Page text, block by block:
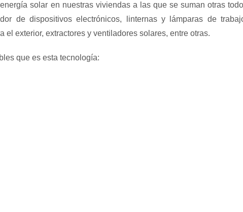
solar en nuestras viviendas a las que se suman otras
de dispositivos electrónicos, linternas y lámparas de
el exterior, extractores y ventiladores solares, entre otras.
que es esta tecnología: